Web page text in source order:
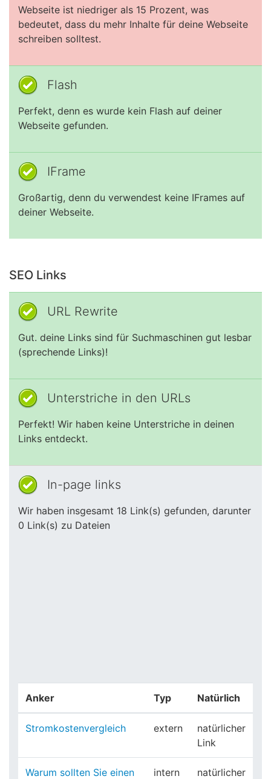
Webseite ist niedriger als 15 Prozent, was
bedeutet, dass du mehr Inhalte für deine Webseite
schreiben solltest.
Flash
Perfekt, denn es wurde kein Flash auf deiner
Webseite gefunden.
IFrame
Großartig, denn du verwendest keine IFrames auf
deiner Webseite.
SEO Links
URL Rewrite
Gut. deine Links sind für Suchmaschinen gut lesbar
(sprechende Links)!
Unterstriche in den URLs
Perfekt! Wir haben keine Unterstriche in deinen
Links entdeckt.
In-page links
Wir haben insgesamt 18 Link(s) gefunden, darunter
0 Link(s) zu Dateien
Anker Typ Natürlich
Stromkostenvergleich extern
natürlicher
Link
Warum sollten Sie einen
intern
natürlicher